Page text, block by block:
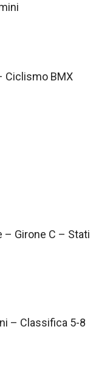
Ciclismo BMX
– Girone C – Stati
– Classifica 5-8